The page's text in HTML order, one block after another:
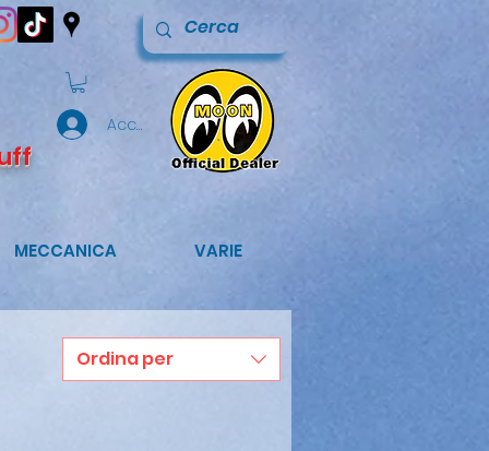
Accedi
MECCANICA VARIE
Ordina per